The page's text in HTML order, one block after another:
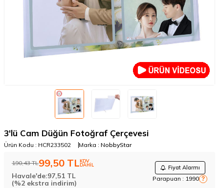
3'lü Cam Düğün Fotoğraf Çerçevesi
Ürün Kodu : HCR233502 Marka : NobbyStar
190,43TL99,50 TLKDV
DAHİL Fiyat Alarmı
Parapuan : 1990 ?
Havale'de:97,51 TL
(%2 ekstra indirim)